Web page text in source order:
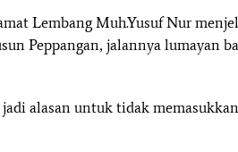
Lembang Muh.Yusuf Nur
Peppangan, jalannya lumayan
jadi alasan untuk tidak